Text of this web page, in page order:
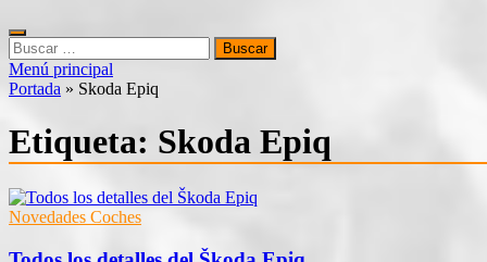
Buscar:
Menú principal
Portada » Skoda Epiq
Etiqueta: Skoda Epiq
Novedades Coches